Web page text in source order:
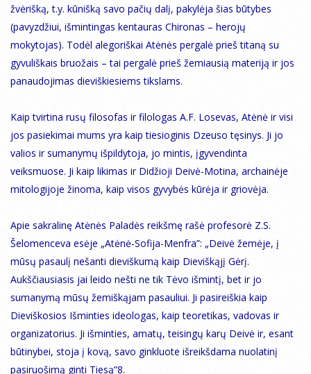
žvėrišką, t.y. kūnišką savo pačių dalį, pakylėja šias būtybes
(pavyzdžiui, išmintingas kentauras Chironas – herojų
mokytojas). Todėl alegoriškai Atėnės pergalė prieš titaną su
gyvuliškais bruožais – tai pergalė prieš žemiausią materiją ir jos
panaudojimas dieviškiesiems tikslams.
Kaip tvirtina rusų filosofas ir filologas A.F. Losevas, Atėnė ir visi
jos pasiekimai mums yra kaip tiesioginis Dzeuso tęsinys. Ji jo
valios ir sumanymų išpildytoja, jo mintis, įgyvendinta
veiksmuose. Ji kaip likimas ir Didžioji Deivė-Motina, archainėje
mitologijoje žinoma, kaip visos gyvybės kūrėja ir griovėja.
Apie sakralinę Atėnės Paladės reikšmę rašė profesorė Z.S.
Šelomenceva esėje „Atėnė-Sofija-Menfra”: „Deivė žemėje, į
mūsų pasaulį nešanti dieviškumą kaip Dieviškąjį Gėrį.
Aukščiausiasis jai leido nešti ne tik Tėvo išmintį, bet ir jo
sumanymą mūsų žemiškąjam pasauliui. Ji pasireiškia kaip
Dieviškosios Išminties ideologas, kaip teoretikas, vadovas ir
organizatorius. Ji išminties, amatų, teisingų karų Deivė ir, esant
būtinybei, stoja į kovą, savo ginkluote išreikšdama nuolatinį
pasiruošimą ginti Tiesą”8.